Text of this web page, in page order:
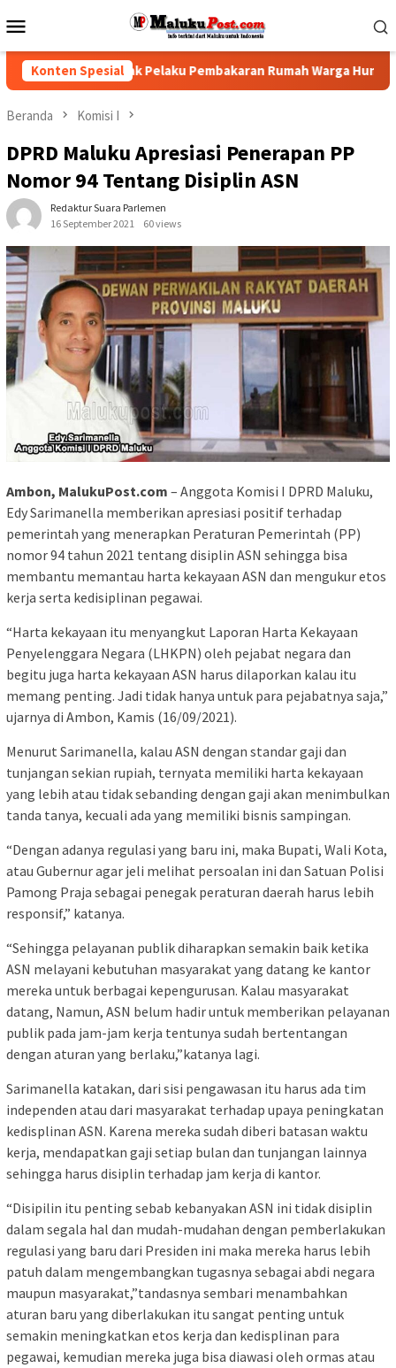
ke
Mobile
Konten Spesial
Polisi Tindak Pelaku Pembakaran Rumah Warga Hunuth
Beranda Komisi I
DPRD Maluku Apresiasi Penerapan PP
Nomor 94 Tentang Disiplin ASN
Redaktur Suara Parlemen
16 September 2021
60 views
Ambon, MalukuPost.com – Anggota Komisi I DPRD Maluku,
Edy Sarimanella memberikan apresiasi positif terhadap
pemerintah yang menerapkan Peraturan Pemerintah (PP)
nomor 94 tahun 2021 tentang disiplin ASN sehingga bisa
membantu memantau harta kekayaan ASN dan mengukur etos
kerja serta kedisiplinan pegawai.
“Harta kekayaan itu menyangkut Laporan Harta Kekayaan
Penyelenggara Negara (LHKPN) oleh pejabat negara dan
begitu juga harta kekayaan ASN harus dilaporkan kalau itu
memang penting. Jadi tidak hanya untuk para pejabatnya saja,”
ujarnya di Ambon, Kamis (16/09/2021).
Menurut Sarimanella, kalau ASN dengan standar gaji dan
tunjangan sekian rupiah, ternyata memiliki harta kekayaan
yang lebih atau tidak sebanding dengan gaji akan menimbulkan
tanda tanya, kecuali ada yang memiliki bisnis sampingan.
“Dengan adanya regulasi yang baru ini, maka Bupati, Wali Kota,
atau Gubernur agar jeli melihat persoalan ini dan Satuan Polisi
Pamong Praja sebagai penegak peraturan daerah harus lebih
responsif,” katanya.
“Sehingga pelayanan publik diharapkan semakin baik ketika
ASN melayani kebutuhan masyarakat yang datang ke kantor
mereka untuk berbagai kepengurusan. Kalau masyarakat
datang, Namun, ASN belum hadir untuk memberikan pelayanan
publik pada jam-jam kerja tentunya sudah bertentangan
dengan aturan yang berlaku,”katanya lagi.
Sarimanella katakan, dari sisi pengawasan itu harus ada tim
independen atau dari masyarakat terhadap upaya peningkatan
kedisplinan ASN. Karena mereka sudah diberi batasan waktu
kerja, mendapatkan gaji setiap bulan dan tunjangan lainnya
sehingga harus disiplin terhadap jam kerja di kantor.
“Disipilin itu penting sebab kebanyakan ASN ini tidak disiplin
dalam segala hal dan mudah-mudahan dengan pemberlakukan
regulasi yang baru dari Presiden ini maka mereka harus lebih
patuh dalam mengembangkan tugasnya sebagai abdi negara
maupun masyarakat,”tandasnya sembari menambahkan
aturan baru yang diberlakukan itu sangat penting untuk
semakin meningkatkan etos kerja dan kedisplinan para
pegawai, kemudian mereka juga bisa diawasi oleh ormas atau